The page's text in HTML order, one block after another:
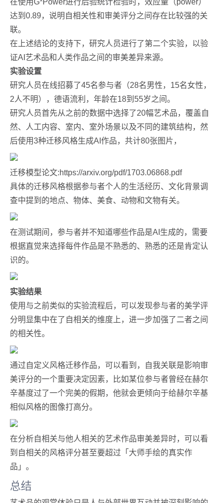
在使用G*Power进行后验统计检验时，效应量（power）
达到0.89，说明自相关性和审美评分之间存在比较强的关
联。
在上述结论的支持下，研究人员进行了第二个实验，以验
证AI艺术品和人类作品之间的审美差异来源。
实验设置
研究人员在线招募了45名参与者（28名男性，15名女性，
2人不明），德语流利，年龄在18到55岁之间。
研究人员首先从之前的数据中选择了20幅艺术品，覆盖自
然、人工内容、室内、室外场景以及不同的建筑结构，然
后使用3种迁移风格生成AI作品，共计80张图片，
迁移模型论文:https://arxiv.org/pdf/1703.06868.pdf
具体的迁移风格根据参与者个人的生活经历、文化背景调
查中提到的地点、物体、美食、动物和文物有关。
在测试期间，参与者并不知道哪些作品是AI生成的，需要
根据直觉来选择每件作品是不熟悉的、熟悉的还是肯定认
识的。
实验结果
使用与之前类似的实验流程后，可以发现参与者的美学评
分明显集中在了自相关的维度上，进一步加强了二者之间
的相关性。
通过自定义风格迁移作品，可以看到，自我关联是影响审
美评分的一个重要决定因素，比如某位参与者曾经在赫尔
辛基度过了一个完美的假期，他就会更倾向于给赫尔辛基
相似风格的图像打高分。
在分析自相关与他人相关的艺术作品审美差异时，可以看
到自相关的风格评分甚至要超过「大师手绘的真实作
品」。
总结